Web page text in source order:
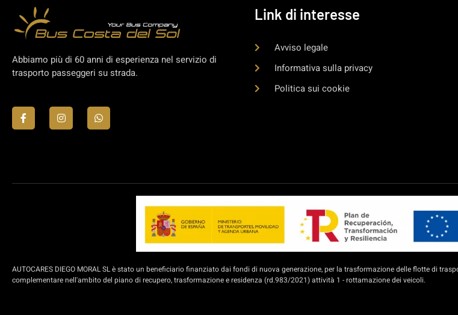
Abbiamo più di 60 anni di esperienza nel servizio di
trasporto passeggeri su strada.
Link di interesse
Avviso legale
Informativa sulla privacy
Politica sui cookie
AUTOCARES DIEGO MORAL SL è stato un beneficiario finanziato dai fondi di nuova generazione, per la trasformazione delle flotte di
complementare nell'ambito del piano di recupero, trasformazione e residenza (rd.983/2021) attività 1 - rottamazione dei veicoli.